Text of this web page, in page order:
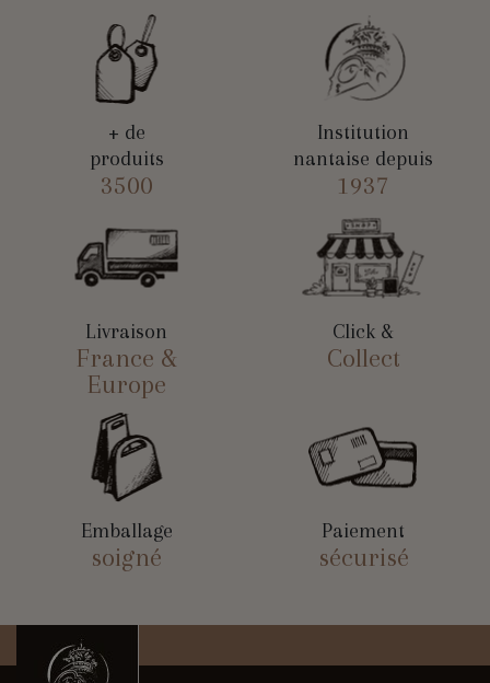
+ de
produits
3500
Institution
nantaise depuis
1937
Livraison
France &
Europe
Click &
Collect
Emballage
soigné
Paiement
sécurisé